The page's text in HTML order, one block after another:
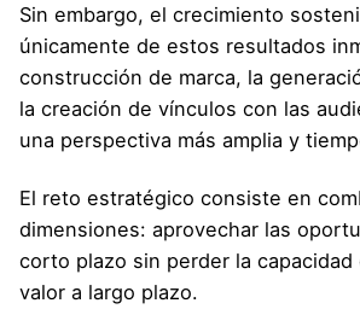
Sin embargo, el crecimiento
únicamente de estos resultados
construcción de marca, la
la creación de vínculos con las
una perspectiva más amplia y
El reto estratégico consiste en
dimensiones: aprovechar las
corto plazo sin perder la
valor a largo plazo.